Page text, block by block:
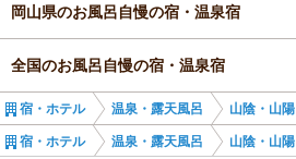
岡山県のお風呂自慢の宿・温泉宿
全国のお風呂自慢の宿・温泉宿
宿・ホテル 温泉・露天風呂 山陰・山陽
宿・ホテル
温泉・露天風呂 山陰・山陽